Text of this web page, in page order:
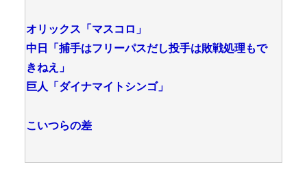
オリックス「マスコロ」
中日「捕手はフリーパスだし投手は敗戦処理もで
きねえ」
巨人「ダイナマイトシンゴ」
こいつらの差